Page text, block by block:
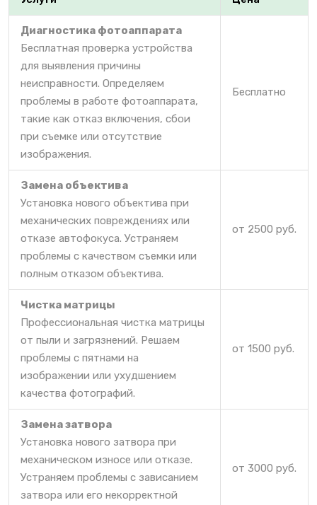
Диагностика фотоаппарата
Бесплатная проверка устройства
для выявления причины
неисправности. Определяем
проблемы в работе фотоаппарата,
такие как отказ включения, сбои
при съемке или отсутствие
изображения.
Бесплатно
Замена объектива
Установка нового объектива при
механических повреждениях или
отказе автофокуса. Устраняем
проблемы с качеством съемки или
полным отказом объектива.
от 2500 руб.
Чистка матрицы
Профессиональная чистка матрицы
от пыли и загрязнений. Решаем
проблемы с пятнами на
изображении или ухудшением
качества фотографий.
от 1500 руб.
Замена затвора
Установка нового затвора при
механическом износе или отказе.
Устраняем проблемы с зависанием
затвора или его некорректной
от 3000 руб.